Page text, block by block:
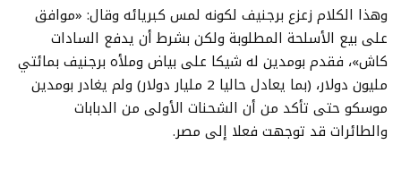
وهذا الكلام زعزع برجنيف لكونه لمس كبريائه وقال: «موافق
على بيع الأسلحة المطلوبة ولكن بشرط أن يدفع السادات
كاش»، فقدم بومدين له شيكا على بياض وملأه برجنيف بمائتي
مليون دولار، (بما يعادل حاليا 2 مليار دولار) ولم يغادر بومدين
موسكو حتى تأكد من أن الشحنات الأولى من الدبابات
والطائرات قد توجهت فعلا إلى مصر.